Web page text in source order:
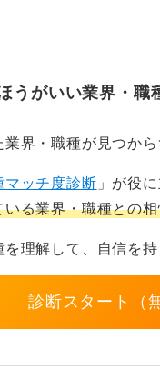
資格をどうして取
うがいい業界・職
界・職種が見つか
マッチ度診断 」が役
る業界・職種との
理解して、自信を
診断スタート（